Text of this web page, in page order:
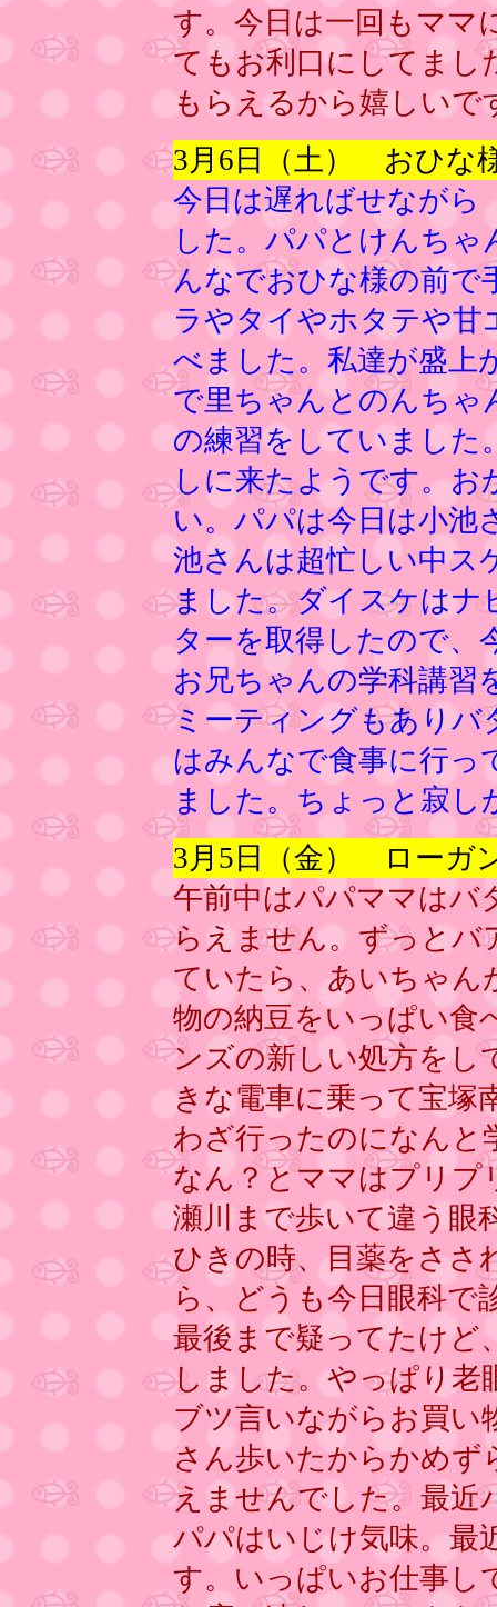
す。今日は一回もママ
てもお利口にしてまし
もらえるから嬉しいで
3月6日（土） おひな
今日は遅ればせながら
した。パパとけんち
んなでおひな様の前で
ラやタイやホタテや甘
べました。私達が盛上
で里ちゃんとのんちゃ
の練習をしていました
しに来たようです。お
い。パパは今日は小池
池さんは超忙しい中ス
ました。ダイスケはナ
ターを取得したので、
お兄ちゃんの学科講習
ミーティングもありバ
はみんなで食事に行っ
ました。ちょっと寂し
3月5日（金） ローガ
午前中はパパママはバ
らえません。ずっとバ
ていたら、あいちゃん
物の納豆をいっぱい食
ンズの新しい処方をし
きな電車に乗って宝塚
わざ行ったのになんと
なん？とママはプリプ
瀬川まで歩いて違う眼
ひきの時、目薬をささ
ら、どうも今日眼科で
最後まで疑ってたけど
しました。やっぱり老
ブツ言いながらお買い
さん歩いたからかめ
えませんでした。最近
パパはいじけ気味。最
す。いっぱいお仕事し